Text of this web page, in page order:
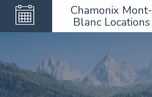
Chamonix Mont-
Blanc Locations